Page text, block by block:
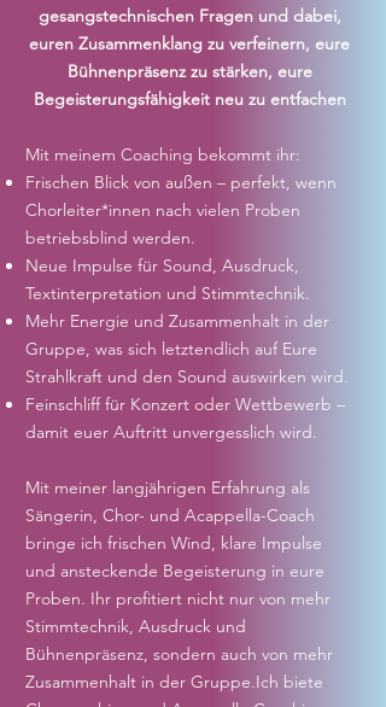
gesangstechnischen Fragen und dabei,
euren Zusammenklang zu verfeinern, eure
Bühnenpräsenz zu stärken, eure
Begeisterungsfähigkeit neu zu entfachen
Mit meinem Coaching bekommt ihr:
Frischen Blick von außen – perfekt, wenn
Chorleiter*innen nach vielen Proben
betriebsblind werden.
Neue Impulse für Sound, Ausdruck,
Textinterpretation und Stimmtechnik.
Mehr Energie und Zusammenhalt in der
Gruppe, was sich letztendlich auf Eure
Strahlkraft und den Sound auswirken wird.
Feinschliff für Konzert oder Wettbewerb –
damit euer Auftritt unvergesslich wird.
Mit meiner langjährigen Erfahrung als
Sängerin, Chor- und Acappella-Coach
bringe ich frischen Wind, klare Impulse
und ansteckende Begeisterung in eure
Proben. Ihr profitiert nicht nur von mehr
Stimmtechnik, Ausdruck und
Bühnenpräsenz, sondern auch von mehr
Zusammenhalt in der Gruppe.Ich biete